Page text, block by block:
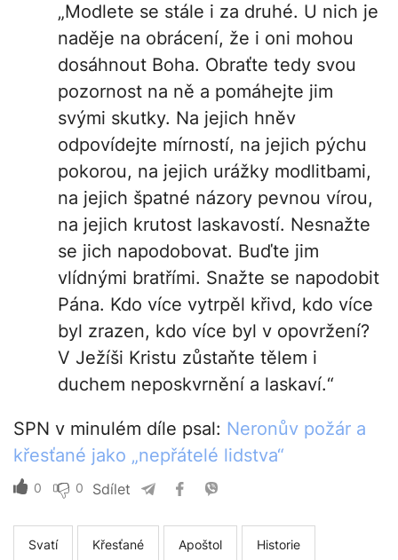
„Modlete se stále i za druhé. U nich je
naděje na obrácení, že i oni mohou
dosáhnout Boha. Obraťte tedy svou
pozornost na ně a pomáhejte jim
svými skutky. Na jejich hněv
odpovídejte mírností, na jejich pýchu
pokorou, na jejich urážky modlitbami,
na jejich špatné názory pevnou vírou,
na jejich krutost laskavostí. Nesnažte
se jich napodobovat. Buďte jim
vlídnými bratřími. Snažte se napodobit
Pána. Kdo více vytrpěl křivd, kdo více
byl zrazen, kdo více byl v opovržení?
V Ježíši Kristu zůstaňte tělem i
duchem neposkvrnění a laskaví.“
SPN v minulém díle psal: Neronův požár a
křesťané jako „nepřátelé lidstva“
0 0 Sdílet
Svatí Křesťané Apoštol Historie